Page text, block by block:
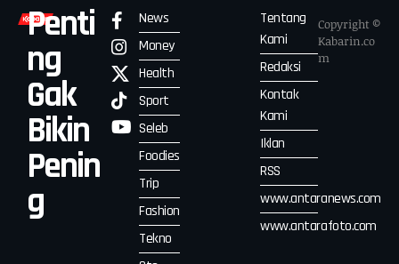
Penti
ng
Gak
Bikin
Penin
g
News
Money
Health
Sport
Seleb
Foodies
Trip
Fashion
Tekno
Tentang
Kami
Redaksi
Kontak
Kami
Iklan
RSS
www.antaranews.com
www.antarafoto.com
Copyright ©
Kabarin.co
m